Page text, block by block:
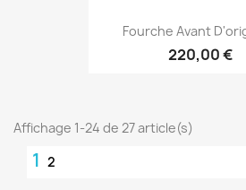
Fourche Avant
220,00 €
Affichage 1-24 de 27 article(s)
1 2